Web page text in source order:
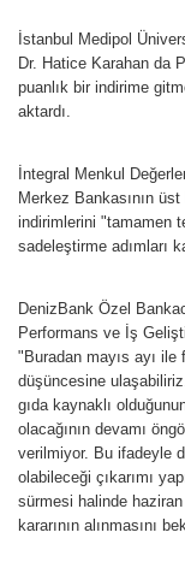
İstanbul Medipol
Dr. Hatice Karahan da
puanlık bir indirime
aktardı.
İntegral Menkul
Merkez Bankasının
indirimlerini "tamamen
sadeleştirme adımları
DenizBank Özel
Performans ve İş
"Buradan mayıs ayı
düşüncesine
gıda kaynaklı
olacağının devamı
verilmiyor. Bu ifadeyle
olabileceği çıkarımı
sürmesi halinde
kararının alınmasını